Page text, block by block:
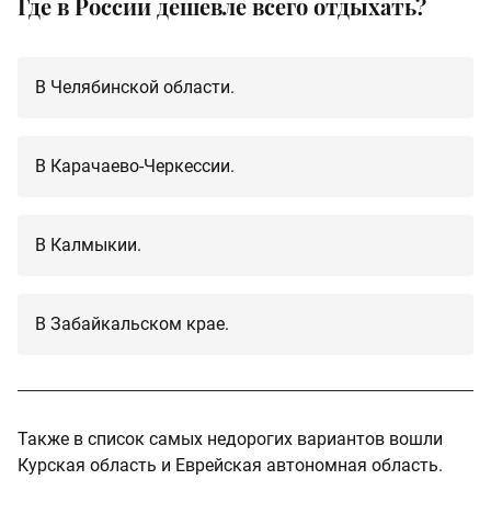
В Челябинской области.
В Карачаево-Черкессии.
В Калмыкии.
В Забайкальском крае.
Также в список самых недорогих вариантов вошли
Курская область и Еврейская автономная область.